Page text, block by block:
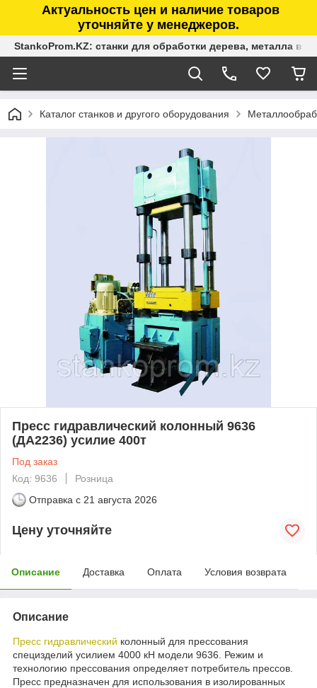
Актуальность цен и наличие товаров
уточняйте у менеджеров.
StankoProm.KZ: станки для обработки дерева, металла в
Каталог станков и другого оборудования
Пресс гидравлический колонный 9636
(ДА2236) усилие 400т
Под заказ
Код: 9636
Розница
Отправка с 21 августа 2026
Цену уточняйте
Описание Доставка Оплата Условия возврата
Описание
Пресс гидравлический колонный для прессования
специзделий усилием 4000 кН модели 9636. Режим и
технологию прессования определяет потребитель прессов.
Пресс предназначен для использования в изолированных